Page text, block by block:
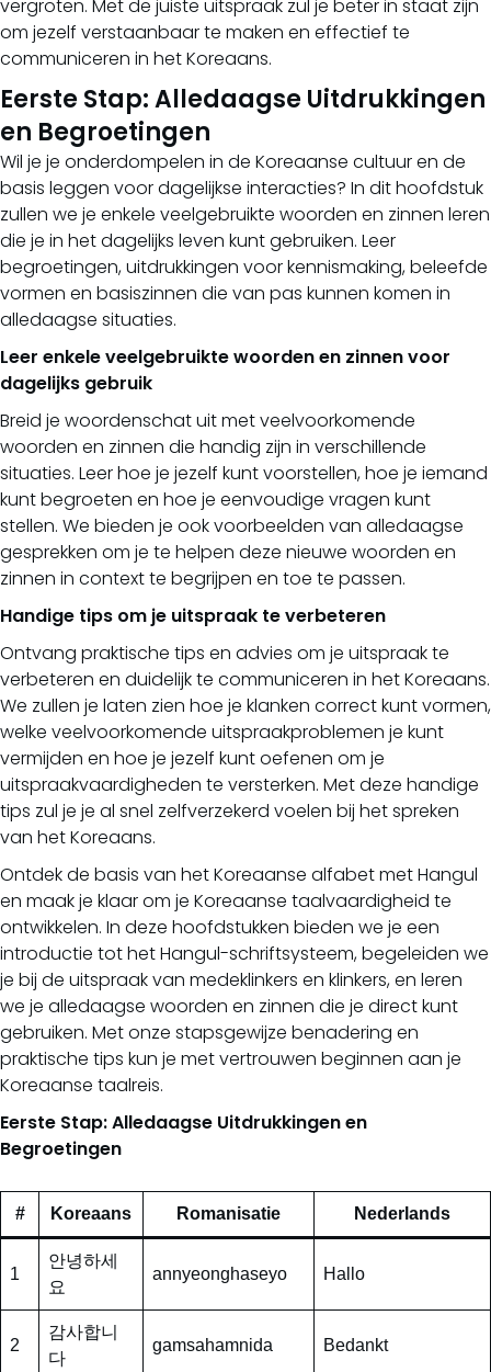
vergroten. Met de juiste uitspraak zul je beter in staat zijn
om jezelf verstaanbaar te maken en effectief te
communiceren in het Koreaans.
Eerste Stap: Alledaagse Uitdrukkingen
en Begroetingen
Wil je je onderdompelen in de Koreaanse cultuur en de
basis leggen voor dagelijkse interacties? In dit hoofdstuk
zullen we je enkele veelgebruikte woorden en zinnen leren
die je in het dagelijks leven kunt gebruiken. Leer
begroetingen, uitdrukkingen voor kennismaking, beleefde
vormen en basiszinnen die van pas kunnen komen in
alledaagse situaties.
Leer enkele veelgebruikte woorden en zinnen voor
dagelijks gebruik
Breid je woordenschat uit met veelvoorkomende
woorden en zinnen die handig zijn in verschillende
situaties. Leer hoe je jezelf kunt voorstellen, hoe je iemand
kunt begroeten en hoe je eenvoudige vragen kunt
stellen. We bieden je ook voorbeelden van alledaagse
gesprekken om je te helpen deze nieuwe woorden en
zinnen in context te begrijpen en toe te passen.
Handige tips om je uitspraak te verbeteren
Ontvang praktische tips en advies om je uitspraak te
verbeteren en duidelijk te communiceren in het Koreaans.
We zullen je laten zien hoe je klanken correct kunt vormen,
welke veelvoorkomende uitspraakproblemen je kunt
vermijden en hoe je jezelf kunt oefenen om je
uitspraakvaardigheden te versterken. Met deze handige
tips zul je je al snel zelfverzekerd voelen bij het spreken
van het Koreaans.
Ontdek de basis van het Koreaanse alfabet met Hangul
en maak je klaar om je Koreaanse taalvaardigheid te
ontwikkelen. In deze hoofdstukken bieden we je een
introductie tot het Hangul-schriftsysteem, begeleiden we
je bij de uitspraak van medeklinkers en klinkers, en leren
we je alledaagse woorden en zinnen die je direct kunt
gebruiken. Met onze stapsgewijze benadering en
praktische tips kun je met vertrouwen beginnen aan je
Koreaanse taalreis.
Eerste Stap: Alledaagse Uitdrukkingen en
Begroetingen
# Koreaans Romanisatie Nederlands
1
안녕하세
요
annyeonghaseyo Hallo
2
감사합니
다
gamsahamnida Bedankt